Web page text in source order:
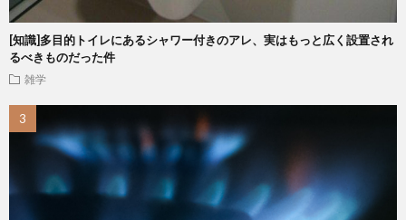
[知識]多目的トイレにあるシャワー付きのアレ、実はもっと広く設置され
るべきものだった件
雑学